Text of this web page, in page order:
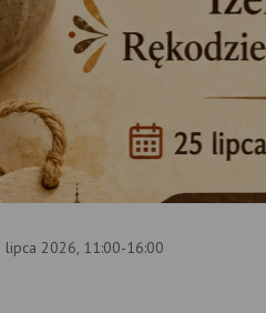
lipca 2026, 11:00-16:00